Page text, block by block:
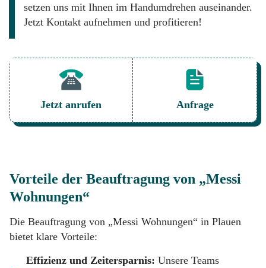
setzen uns mit Ihnen im Handumdrehen auseinander.
Jetzt Kontakt aufnehmen und profitieren!
Jetzt anrufen Anfrage
Vorteile der Beauftragung von „Messi
Wohnungen“
Die Beauftragung von „Messi Wohnungen“ in Plauen
bietet klare Vorteile:
Effizienz und Zeitersparnis: Unsere Teams